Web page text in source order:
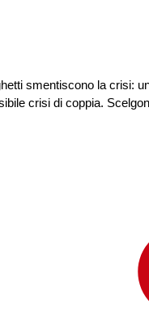
smentiscono la crisi:
crisi di coppia.